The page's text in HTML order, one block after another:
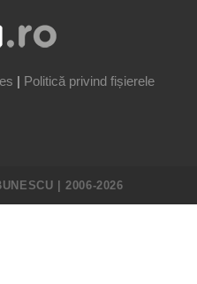
| Politică privind fișierele
| 2006-2026